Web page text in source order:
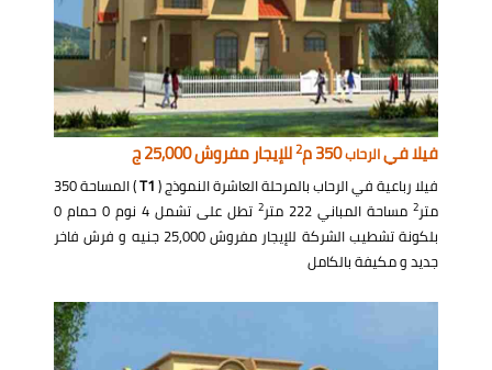
فيلا فيالرحاب350 م 2للإيجار مفروش 25,000 ج
فيلا رباعية في الرحاب بالمرحلة العاشرة النموذج (T1
) المساحة 350
متر2 مساحة المباني 222 متر 2
تطل على تشمل 4 نوم 0 حمام 0
بلكونة تشطيب الشركة للإيجار مفروش 25,000 جنيه و فرش فاخر
جديد و مكيفة بالكامل